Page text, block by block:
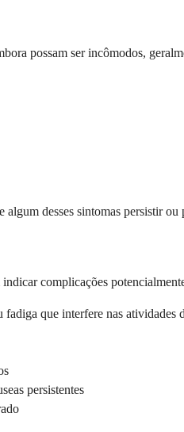
possam ser incômodos,
desses sintomas persistir
complicações
que interfere nas atividades
persistentes